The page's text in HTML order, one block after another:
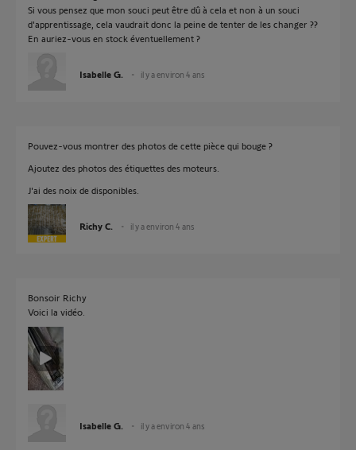
Si vous pensez que mon souci peut être dû à cela et non à un souci
d'apprentissage, cela vaudrait donc la peine de tenter de les changer ??
En auriez-vous en stock éventuellement ?
Isabelle G. il y a environ 4 ans
Pouvez-vous montrer des photos de cette pièce qui bouge ?
Ajoutez des photos des étiquettes des moteurs.
J'ai des noix de disponibles.
Richy C. il y a environ 4 ans
Bonsoir Richy
Voici la vidéo.
Isabelle G. il y a environ 4 ans